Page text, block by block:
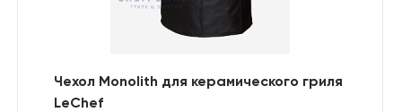
Чехол Monolith для керамического гриля
LeChef